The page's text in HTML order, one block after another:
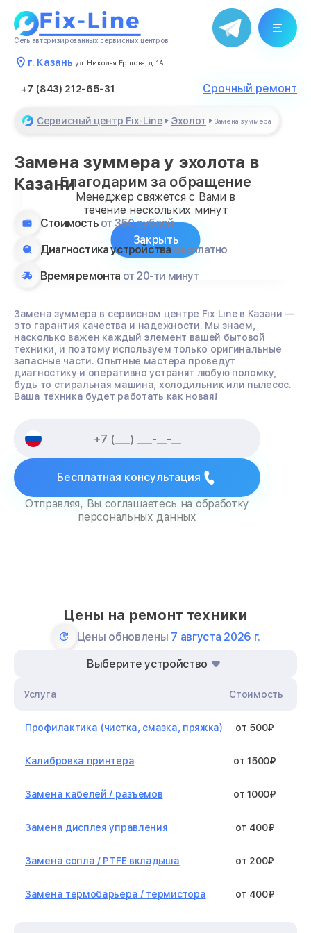
Сеть авторизированных сервисных центров
г. Казань ул. Николая Ершова, д. 1А
+7 (843) 212-65-31 Срочный ремонт
Сервисный центр Fix-Line Эхолот Замена зуммера
Замена зуммера у эхолота в
Казани
Стоимость от 350 рублей
Диагностика устройства бесплатно
Время ремонта от 20-ти минут
Замена зуммера в сервисном центре Fix Line в Казани —
это гарантия качества и надежности. Мы знаем,
насколько важен каждый элемент вашей бытовой
техники, и поэтому используем только оригинальные
запасные части. Опытные мастера проведут
диагностику и оперативно устранят любую поломку,
будь то стиральная машина, холодильник или пылесос.
Ваша техника будет работать как новая!
Бесплатная консультация
Отправляя, Вы соглашаетесь на обработку
персональных данных
Цены на ремонт техники
Цены обновлены 7 августа 2026 г.
Выберите устройство
Услуга Стоимость
Профилактика (чистка, смазка, пряжка) от 500₽
Калибровка принтера от 1500₽
Замена кабелей / разъемов от 1000₽
Замена дисплея управления от 400₽
Замена сопла / PTFE вкладыша от 200₽
Замена термобарьера / термистора от 400₽
Благодарим за обращение
Менеджер свяжется с Вами в
течение нескольких минут
Закрыть